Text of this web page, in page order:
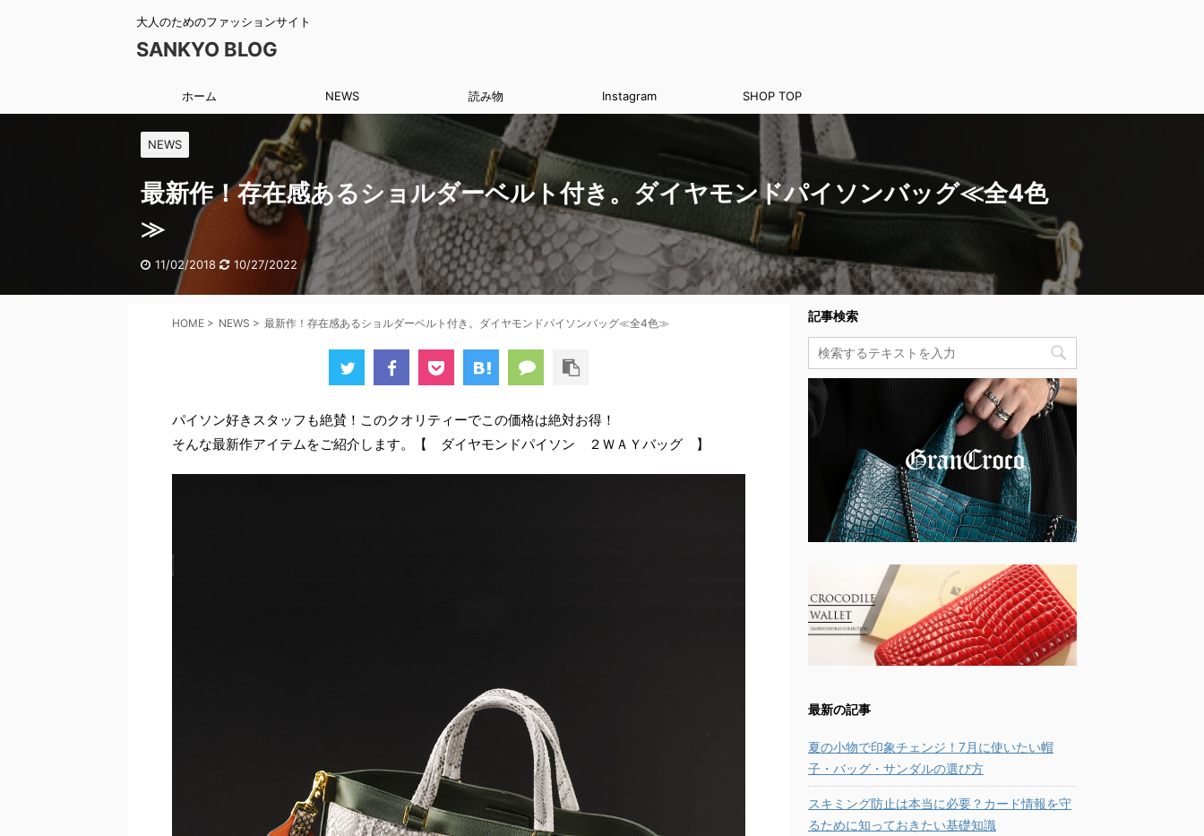
大人のためのファッションサイト
SANKYO BLOG
ホーム NEWS 読み物 Instagram SHOP TOP
NEWS
最新作！存在感あるショルダーベルト付き。ダイヤモンドパイソンバッグ≪全4色
≫
11/02/2018 10/27/2022
HOME > NEWS > 最新作！存在感あるショルダーベルト付き。ダイヤモンドパイソンバッグ≪全4色≫
パイソン好きスタッフも絶賛！このクオリティーでこの価格は絶対お得！
そんな最新作アイテムをご紹介します。【 ダイヤモンドパイソン ２ＷＡＹバッグ 】
記事検索
最新の記事
夏の小物で印象チェンジ！7月に使いたい帽
子・バッグ・サンダルの選び方
スキミング防止は本当に必要？カード情報を守
るために知っておきたい基礎知識